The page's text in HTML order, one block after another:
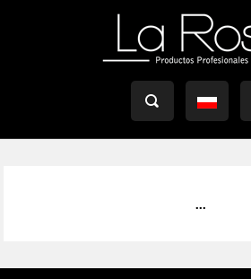

...